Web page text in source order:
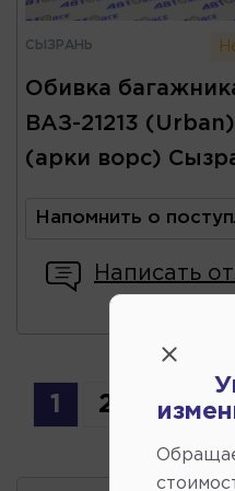
СЫЗРАНЬ
Обивка
ВАЗ-21213 (Urban)
(арки ворс)
Напомнить о
Написать
1 2